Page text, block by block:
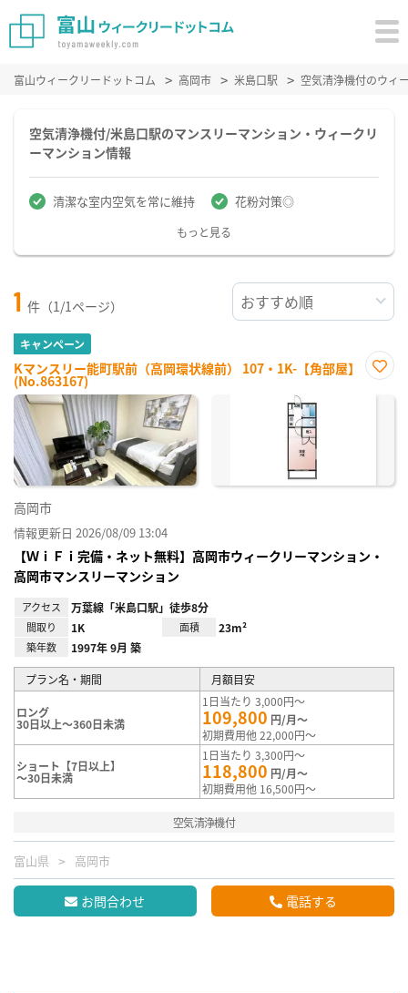
富山ウィークリードットコム 高岡市 米島口駅 空気清浄機付のウィ
空気清浄機付/米島口駅のマンスリーマンション・ウィークリ
ーマンション情報
清潔な室内空気を常に維持 花粉対策◎
もっと見る
1 件（1/1ページ）
キャンペーン
Kマンスリー能町駅前（高岡環状線前） 107・1K-【角部屋】
(No.863167)
に入
高岡市
情報更新日 2026/08/09 13:04
【ＷｉＦｉ完備・ネット無料】高岡市ウィークリーマンション・
高岡市マンスリーマンション
アクセス 万葉線「米島口駅」徒歩8分
間取り 1K 面積 23m²
築年数 1997年 9月 築
プラン名・期間 月額目安
ロング
30日以上～360日未満
1日当たり 3,000円～
109,800 円/月～
初期費用他 22,000円～
ショート【7日以上】
～30日未満
1日当たり 3,300円～
118,800 円/月～
初期費用他 16,500円～
空気清浄機付
富山県 高岡市
お問合わせ 電話する